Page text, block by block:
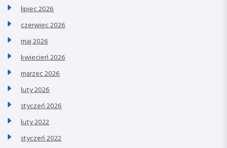
lipiec 2026
czerwiec 2026
maj 2026
kwiecień 2026
marzec 2026
luty 2026
styczeń 2026
luty 2022
styczeń 2022